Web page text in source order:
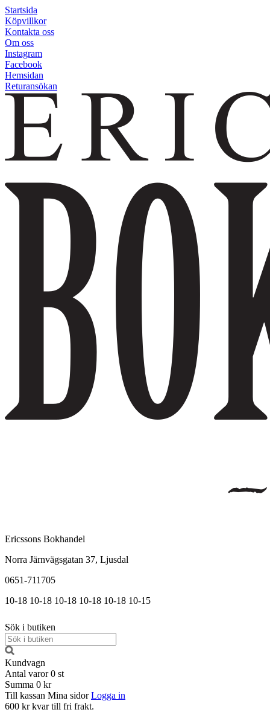
Startsida
Köpvillkor
Kontakta oss
Om oss
Instagram
Facebook
Hemsidan
Returansökan
Ericssons Bokhandel
Norra Järnvägsgatan 37, Ljusdal
0651-711705
10-18 10-18 10-18 10-18 10-18 10-15
Sök i butiken
Kundvagn
Antal varor 0 st
Summa 0 kr
Till kassan Mina sidor Logga in
600 kr kvar till fri frakt.